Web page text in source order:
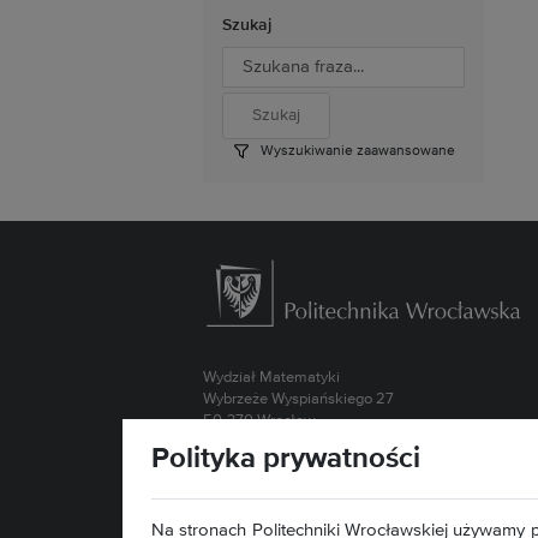
Szukaj
Wyszukiwanie zaawansowane
Wydział Matematyki
Wybrzeże Wyspiańskiego 27
50-370 Wrocław
Kontakt »
Polityka prywatności
Na stronach Politechniki Wrocławskiej